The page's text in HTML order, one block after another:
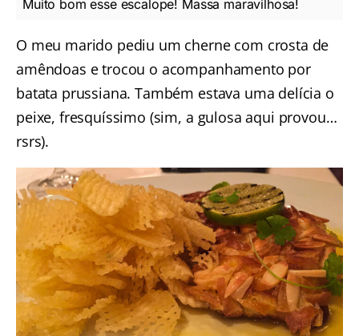
Muito bom esse escalope! Massa maravilhosa!
O meu marido pediu um cherne com crosta de
amêndoas e trocou o acompanhamento por
batata prussiana. Também estava uma delícia o
peixe, fresquíssimo (sim, a gulosa aqui provou…
rsrs).